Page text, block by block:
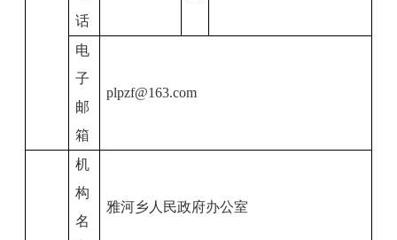
话
电
子
邮
箱
plpzf@163.com
机
构
名
雅河乡人民政府办公室